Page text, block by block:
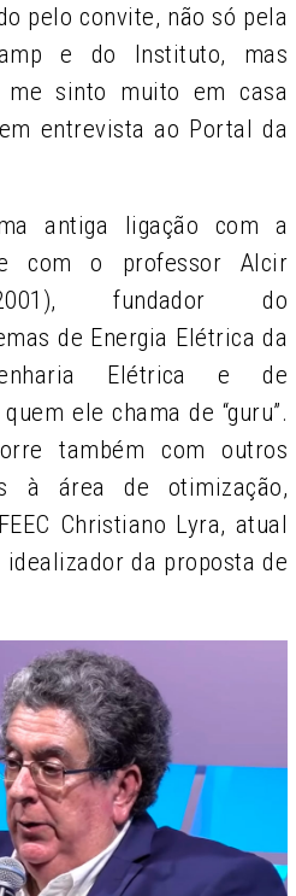
pelo convite, não só pela
e do Instituto, mas
me sinto muito em casa
entrevista ao Portal da
antiga ligação com a
com o professor Alcir
fundador do
de Energia Elétrica da
Elétrica e de
ele chama de “guru”.
também com outros
à área de otimização,
Christiano Lyra, atual
idealizador da proposta de